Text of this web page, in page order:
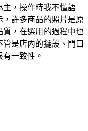
主，操作時我不懂語
許多商品的照片是原
，在選用的過程中也
是店內的擺設、門口
一致性。